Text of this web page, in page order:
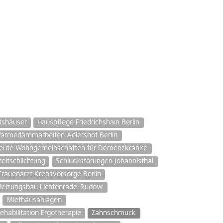
Hauspflege Friedrichshain Berlin
Adlershof Berlin
Wohngemeinschaften für Demenzkranke
Schluckstörungen Johannisthal
Krebsvorsorge Berlin
Lichtenrade-Rudow
Miethausanlagen
Ergotherapie
Zahnschmuck